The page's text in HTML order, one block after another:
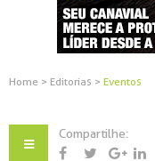
Home > Editorias > Eventos
Compartilhe: